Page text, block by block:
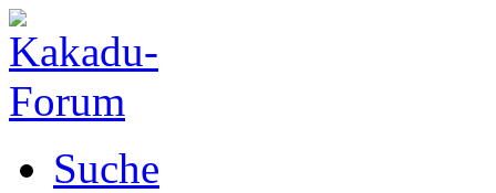
Suche